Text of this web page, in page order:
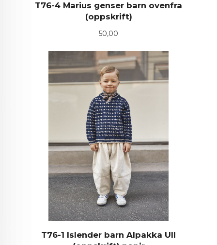
T76-4 Marius genser barn ovenfra
(oppskrift)
Pris
50,00
T76-1 Islender barn Alpakka Ull